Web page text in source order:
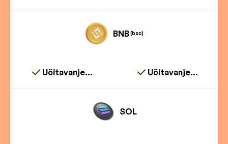
BNB(bsc)
Učitavanje... Učitavanje...
SOL